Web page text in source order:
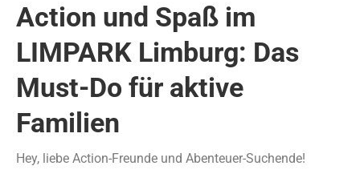
Action und Spaß im
LIMPARK Limburg: Das
Must-Do für aktive
Familien
Hey, liebe Action-Freunde und Abenteuer-Suchende!